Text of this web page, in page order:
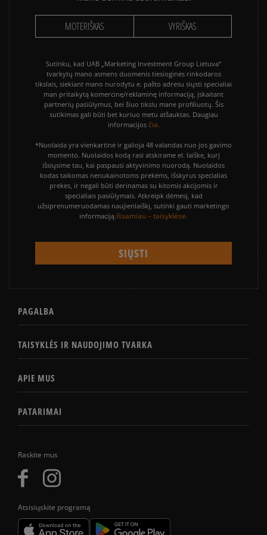
Raskite mus
Atsisiųskite programą
MOTERIŠKAS VYRIŠKAS
Sutinku, kad UAB „Marketing Investment Group Lietuva“
tvarkytų mano asmens duomenis tiesioginės rinkodaros
tikslais, siekiant mano nurodytu e. pašto adresu siųsti specialiai
man pritaikytą komercinę/reklaminę informaciją, įskaitant
partnerių pasiūlymus, bei šiuo tikslu mane profiliuotų. Šis
sutikimas gali būti bet kuriuo metu atšauktas. Daugiau
informacijos čia.
*Nuolaida yra vienkartinė ir galioja 48 valandas nuo jos gavimo
momento. Nuolaidos kodą rasi atskirame el. laiške, kurį
išsiųsime tau, kai paspausi aktyvinimo nuorodą. Nuolaidos
kodas taikomas nenukainotoms prekėms, išskyrus specialias
prekes, ir negali būti derinamas su kitomis akcijomis ir
specialiais pasiūlymais. Atkreipk dėmesį, kad
užsiprenumeruodamas naujienlaiškį, sutinki gauti marketingo
informaciją.Išsamiau – taisyklėse.
PAGALBA
TAISYKLĖS IR NAUDOJIMO TVARKA
APIE MUS
PATARIMAI